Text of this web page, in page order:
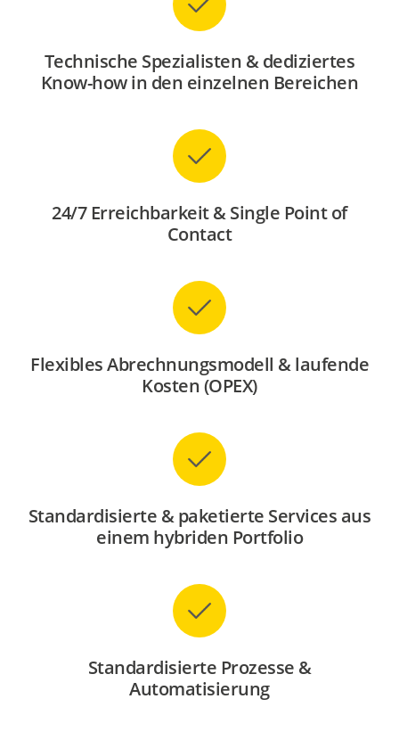
Technische Spezialisten & dediziertes
Know-how in den einzelnen Bereichen
24/7 Erreichbarkeit & Single Point of
Contact
Flexibles Abrechnungsmodell & laufende
Kosten (OPEX)
Standardisierte & paketierte Services aus
einem hybriden Portfolio
Standardisierte Prozesse &
Automatisierung